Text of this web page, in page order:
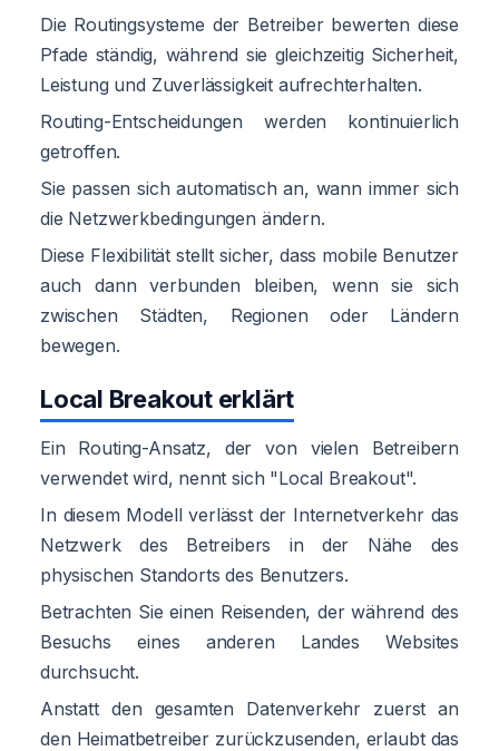
Die Routingsysteme der Betreiber bewerten diese
Pfade ständig, während sie gleichzeitig Sicherheit,
Leistung und Zuverlässigkeit aufrechterhalten.
Routing-Entscheidungen werden kontinuierlich
getroffen.
Sie passen sich automatisch an, wann immer sich
die Netzwerkbedingungen ändern.
Diese Flexibilität stellt sicher, dass mobile Benutzer
auch dann verbunden bleiben, wenn sie sich
zwischen Städten, Regionen oder Ländern
bewegen.
Local Breakout erklärt
Ein Routing-Ansatz, der von vielen Betreibern
verwendet wird, nennt sich "Local Breakout".
In diesem Modell verlässt der Internetverkehr das
Netzwerk des Betreibers in der Nähe des
physischen Standorts des Benutzers.
Betrachten Sie einen Reisenden, der während des
Besuchs eines anderen Landes Websites
durchsucht.
Anstatt den gesamten Datenverkehr zuerst an
den Heimatbetreiber zurückzusenden, erlaubt das